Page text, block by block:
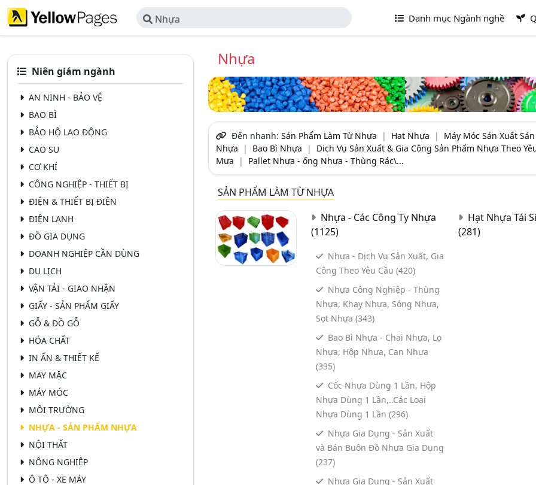
Nhựa Danh mục Ngành nghề
Niên giám ngành
AN NINH - BẢO VỆ
BAO BÌ
BẢO HỘ LAO ĐỘNG
CAO SU
CƠ KHÍ
CÔNG NGHIỆP - THIẾT BỊ
ĐIỆN & THIẾT BỊ ĐIỆN
ĐIỆN LẠNH
ĐỒ GIA DỤNG
DOANH NGHIỆP CẦN DÙNG
DU LỊCH
VẬN TẢI - GIAO NHẬN
GIẤY - SẢN PHẨM GIẤY
GỖ & ĐỒ GỖ
HÓA CHẤT
IN ẤN & THIẾT KẾ
MAY MẶC
MÁY MÓC
MÔI TRƯỜNG
NHỰA - SẢN PHẨM NHỰA
NỘI THẤT
NÔNG NGHIỆP
Ô TÔ - XE MÁY
Nhựa
Đến nhanh: Sản Phẩm Làm Từ Nhựa | Hat Nhựa |
Máy Móc Sản Xuất
Nhựa
| Bao Bì Nhựa |
Dich Vụ Sản Xuất & Gia Công Sản Phẩm Nhựa Theo
Mưa
| Pallet Nhựa - ống Nhựa - Thùng Rác\...
SẢN PHẨM LÀM TỪ NHỰA
Nhựa - Các Công Ty Nhựa
(1125)
Nhựa - Dịch Vụ Sản Xuất, Gia
Công Theo Yêu Cầu (420)
Nhựa Công Nghiệp - Thùng
Nhựa, Khay Nhựa, Sóng Nhựa,
Sọt Nhựa (343)
Bao Bì Nhựa - Chai Nhựa, Lọ
Nhựa, Hộp Nhựa, Can Nhựa
(335)
Cốc Nhựa Dùng 1 Lần, Hộp
Nhựa Dùng 1 Lần,..Các Loại
Nhựa Dùng 1 Lần (296)
Nhựa Gia Dụng - Sản Xuất
và Bán Buôn Đồ Nhựa Gia Dụng
(237)
Nhựa Gia Dụng - Sản Xuất
Hạt Nhựa Tái
(281)